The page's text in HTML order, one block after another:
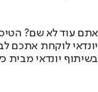
אתם עוד לא שם?
יונדאי לוקחת אתכם
בשיתוף יונדאי מבית